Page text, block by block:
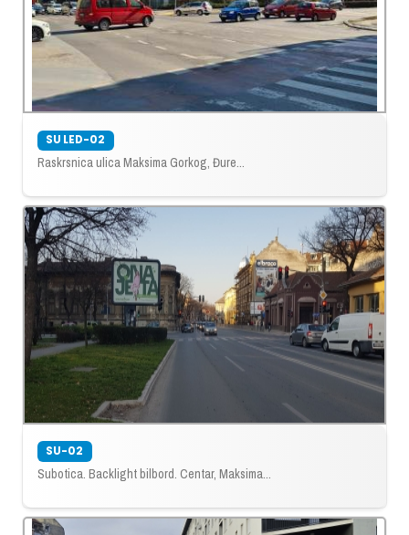
SU LED-02
Raskrsnica ulica Maksima Gorkog, Đure...
SU-02
Subotica. Backlight bilbord. Centar, Maksima...